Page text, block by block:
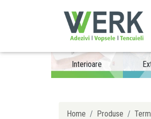
Interioare
Home Produse